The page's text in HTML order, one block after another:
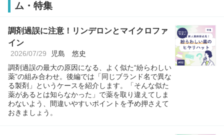
ム・特集
調剤過誤に注意！リンデロンとマイクロファ
イン
2026/07/29 児島 悠史
調剤過誤の最大の原因になる、よく似た“紛らわしい
薬”の組み合わせ。後編では「同じブランド名で異な
る製剤」というケースを紹介します。「そんな似た
薬があるとは知らなかった」で薬を取り違えてしま
わないよう、間違いやすいポイントを予め押さえて
おきましょう。